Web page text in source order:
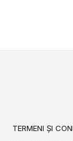
TERMENI ȘI